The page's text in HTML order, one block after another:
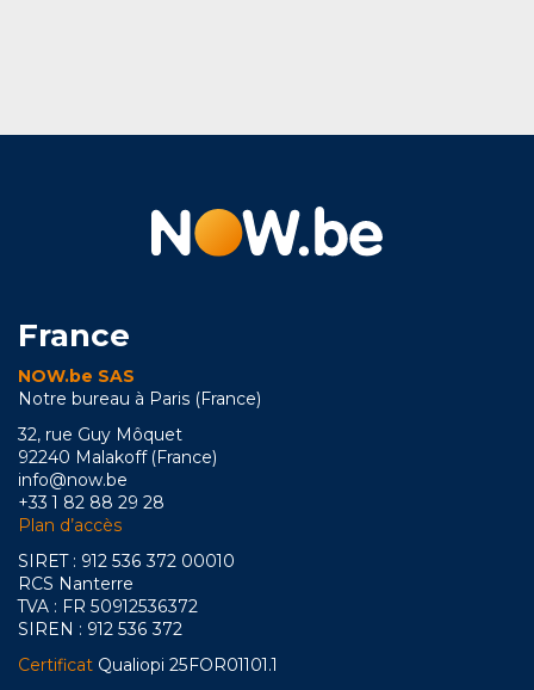
France
NOW.be SAS
Notre bureau à Paris (France)
32, rue Guy Môquet
92240 Malakoff (France)
info@now.be
+33 1 82 88 29 28
Plan d’accès
SIRET : 912 536 372 00010
RCS Nanterre
TVA : FR 50912536372
SIREN : 912 536 372
Certificat Qualiopi 25FOR01101.1